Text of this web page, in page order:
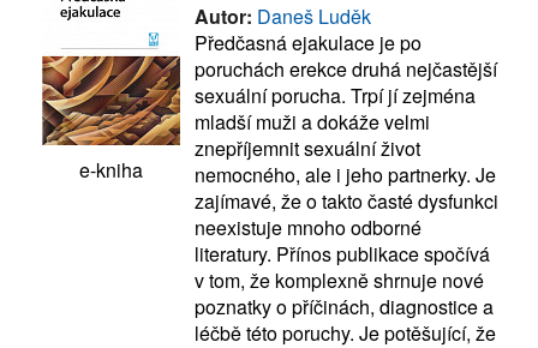
e-kniha
Autor: Daneš Luděk
Předčasná ejakulace je po
poruchách erekce druhá nejčastější
sexuální porucha. Trpí jí zejména
mladší muži a dokáže velmi
znepříjemnit sexuální život
nemocného, ale i jeho partnerky. Je
zajímavé, že o takto časté dysfunkci
neexistuje mnoho odborné
literatury. Přínos publikace spočívá
v tom, že komplexně shrnuje nové
poznatky o příčinách, diagnostice a
léčbě této poruchy. Je potěšující, že